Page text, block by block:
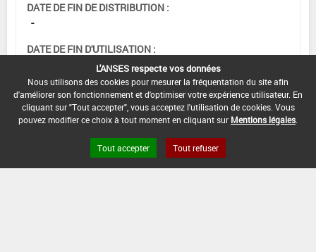
DATE DE FIN DE DISTRIBUTION :
-
DATE DE FIN D'UTILISATION :
L'ANSES respecte vos données
Nous utilisons des cookies pour mesurer la fréquentation du site afin
d'améliorer son fonctionnement et d'optimiser votre expérience utilisateur. En
cliquant sur "Tout accepter", vous acceptez l'utilisation de cookies. Vous
pouvez modifier ce choix à tout moment en cliquant sur Mentions légales
Tout accepter Tout refuser